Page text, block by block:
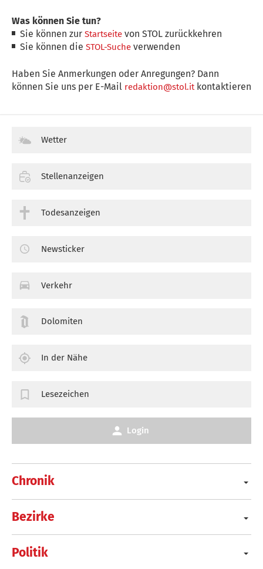
Was können Sie tun?
Sie können zurStartseite von STOL zurückkehren
Sie können dieSTOL-Suche verwenden
Haben Sie Anmerkungen oder Anregungen? Dann
können Sie uns per E-Mail redaktion@stol.itkontaktieren
Chronik
Bezirke
Politik
Wetter
Stellenanzeigen
Todesanzeigen
Newsticker
Verkehr
Dolomiten
In der Nähe
Lesezeichen
Login